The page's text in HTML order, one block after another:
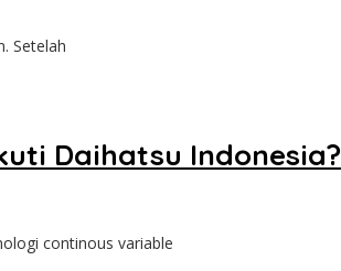
Setelah
Daihatsu Indonesia?
continous variable